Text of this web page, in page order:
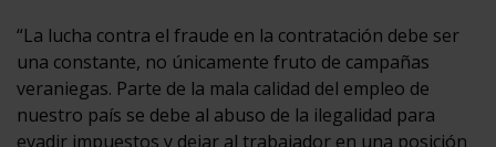
“La lucha contra el fraude en la contratación debe ser
una constante, no únicamente fruto de campañas
veraniegas. Parte de la mala calidad del empleo de
nuestro país se debe al abuso de la ilegalidad para
evadir impuestos y dejar al trabajador en una posición